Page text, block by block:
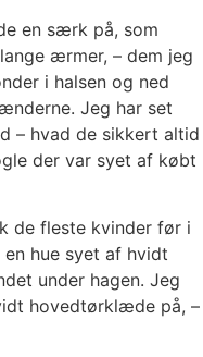
en særk på, som
ærmer, – dem jeg
i halsen og ned
Jeg har set
– hvad de sikkert altid
der var syet af købt
de fleste kvinder før i
hue syet af hvidt
under hagen. Jeg
hovedtørklæde på, –